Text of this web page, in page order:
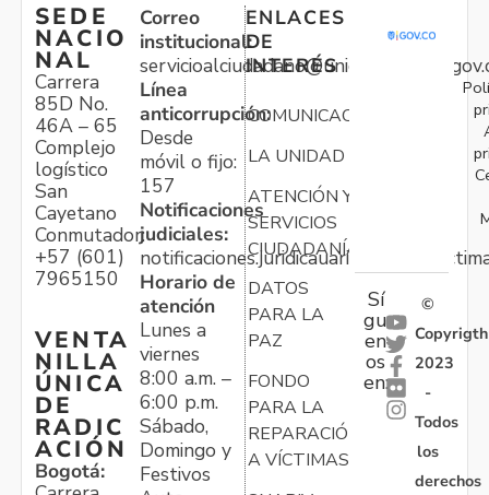
SEDE
NACIO
NAL
Carrera
85D No.
46A – 65
Complejo
logístico
San
Cayetano
Conmutador:
+57 (601)
7965150
VENTA
NILLA
ÚNICA
DE
RADIC
ACIÓN
Bogotá:
Correo
institucional:
Línea
anticorrupción:
Desde
móvil o fijo:
157
Notificaciones
judiciales:
Horario de
atención
Lunes a
viernes
8:00 a.m. –
6:00 p.m.
Sábado,
Domingo y
Festivos
ENLACES
DE
INTERÉS
COMUNICACIONES
LA UNIDAD
ATENCIÓN Y
SERVICIOS
CIUDADANÍA
DATOS
PARA LA
PAZ
FONDO
PARA LA
REPARACIÓN
A VÍCTIMAS
Sí
gu
en
os
en:
©
Copyrigth
2023
-
Todos
los
derechos